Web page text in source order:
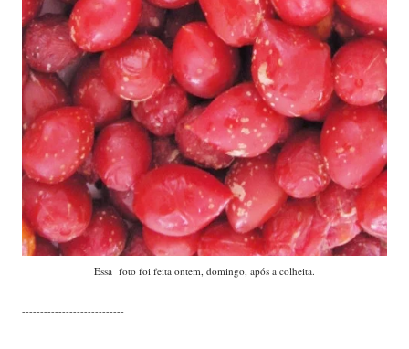
Essa foto foi feita ontem, domingo, após a colheita.
----------------------------